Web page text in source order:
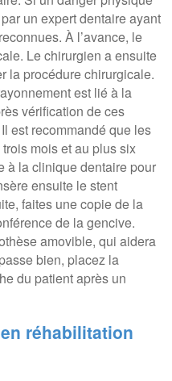
un expert dentaire ayant
À l’avance, le
Le chirurgien a ensuite
la procédure chirurgicale.
est lié à la
vérification de ces
est recommandé que les
mois et au plus six
à la clinique dentaire pour
ensuite le stent
faites une copie de la
de la gencive.
amovible, qui aidera
bien, placez la
du patient après un
réhabilitation